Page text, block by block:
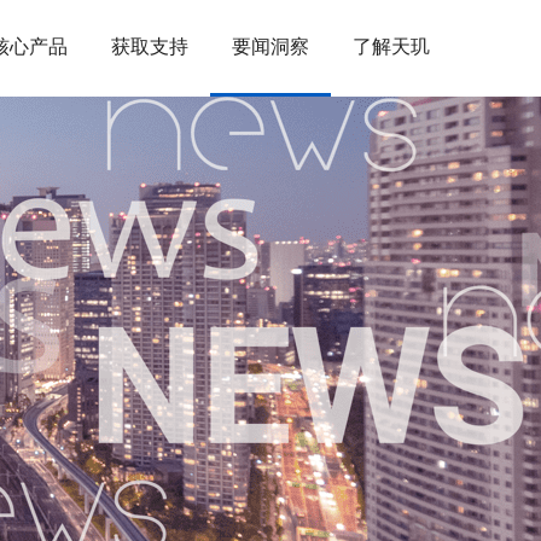
心产品 获取支持 要闻洞察 了解天玑